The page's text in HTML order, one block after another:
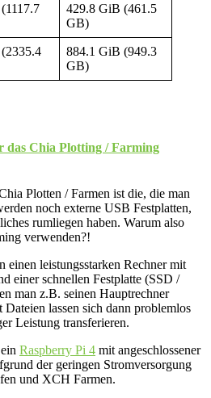
429.8 GiB (461.5
GB)
884.1 GiB (949.3
GB)
Chia Plotting / Farming
Plotten / Farmen ist die, die man
noch externe USB Festplatten,
rumliegen haben. Warum also
verwenden?!
einen leistungsstarken Rechner mit
einer schnellen Festplatte (SSD /
man z.B. seinen Hauptrechner
lassen sich dann problemlos
Leistung transferieren.
Raspberry Pi 4 mit angeschlossener
der geringen Stromversorgung
und XCH Farmen.